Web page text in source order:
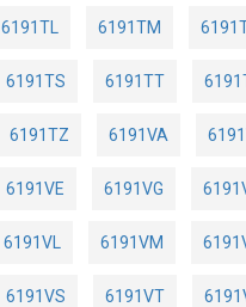
6191TL 6191TM
6191TS 6191TT
6191TZ 6191VA
6191VE 6191VG
6191VL 6191VM
6191VS 6191VT